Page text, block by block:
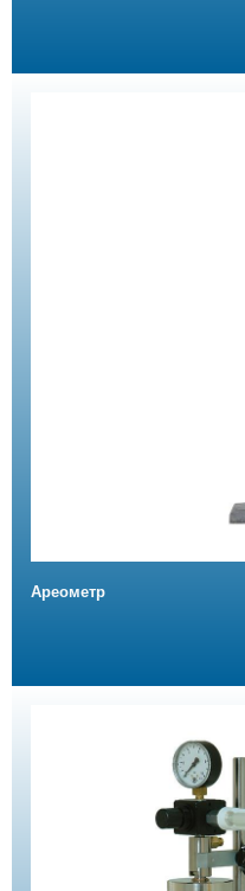
Ареометр